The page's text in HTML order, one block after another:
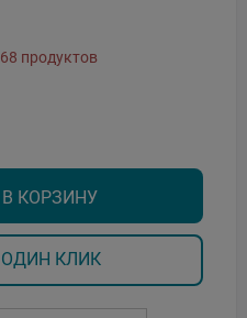
продуктов
КОРЗИНУ
ОДИН КЛИК